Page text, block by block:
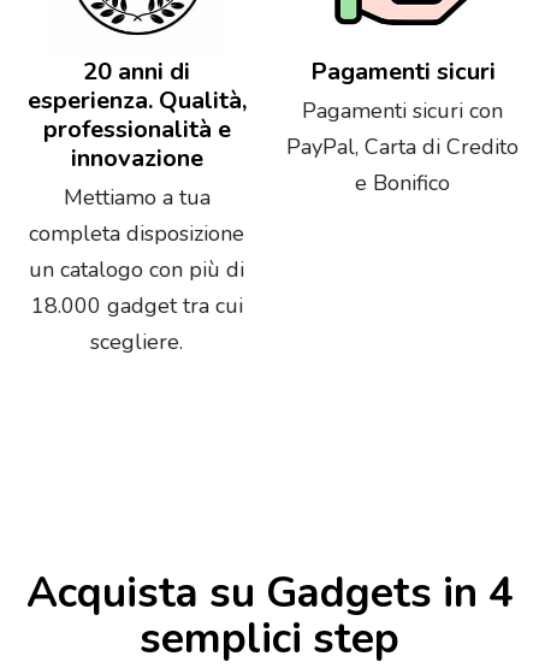
20 anni di
esperienza. Qualità,
professionalità e
innovazione
Mettiamo a tua
completa disposizione
un catalogo con più di
18.000 gadget tra cui
scegliere.
Pagamenti sicuri
Pagamenti sicuri con
PayPal, Carta di Credito
e Bonifico
Acquista su Gadgets in 4
semplici step